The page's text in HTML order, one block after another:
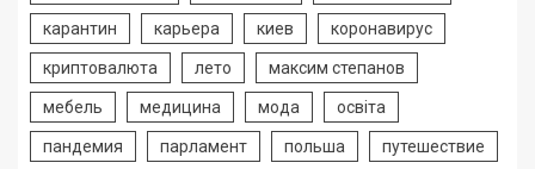
карантин карьера киев коронавирус
криптовалюта лето максим степанов
мебель медицина мода освіта
пандемия парламент польша путешествие